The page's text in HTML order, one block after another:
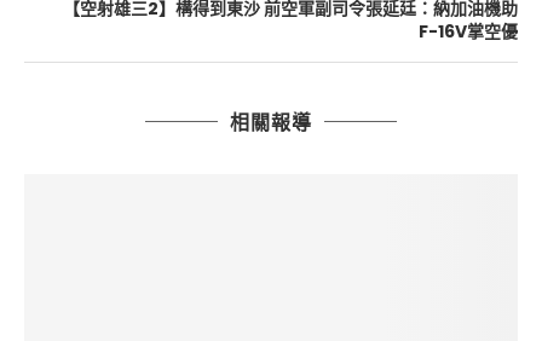
【空射雄三2】構得到東沙 前空軍副司令張延廷：納加油機助
F-16V掌空優
相關報導